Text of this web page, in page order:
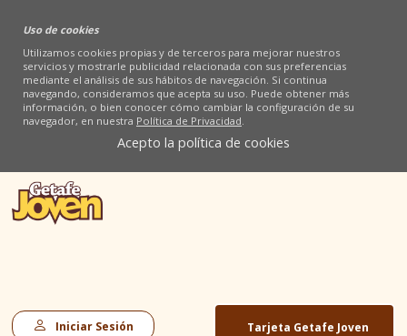
Uso de cookies
Utilizamos cookies propias y de terceros para mejorar nuestros
servicios y mostrarle publicidad relacionada con sus preferencias
mediante el análisis de sus hábitos de navegación. Si continua
navegando, consideramos que acepta su uso. Puede obtener más
información, o bien conocer cómo cambiar la configuración de su
navegador, en nuestra Política de Privacidad.
Acepto la política de cookies
Iniciar Sesión Tarjeta Getafe Joven